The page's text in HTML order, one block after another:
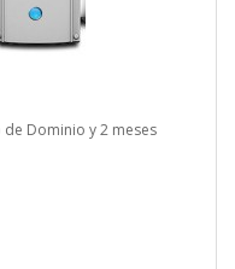
Dominio y 2 meses